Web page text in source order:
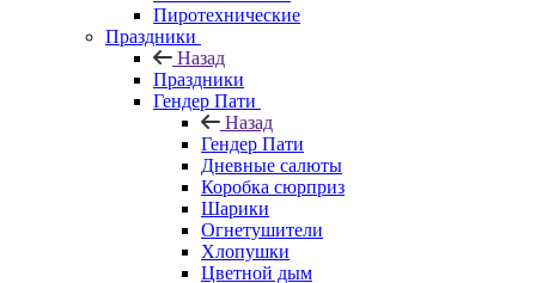
Пиротехнические
Праздники
Назад
Праздники
Гендер Пати
Назад
Гендер Пати
Дневные салюты
Коробка сюрприз
Шарики
Огнетушители
Хлопушки
Цветной дым